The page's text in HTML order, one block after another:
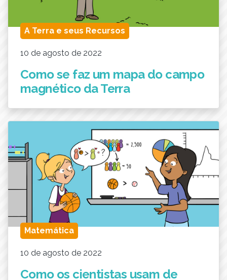
A Terra e seus Recursos
10 de agosto de 2022
Como se faz um mapa do campo
magnético da Terra
Matemática
10 de agosto de 2022
Como os cientistas usam de